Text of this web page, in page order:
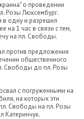
о проведении
Розы Люксембург.
в одну и разрешил
на 1 час в связи с тем,
на пл. Свободы.
против предложения
общественного
Свободы до пл. Розы
с погруженными на
на которых эти
Свободы на пл. Розы
Катеринчук.